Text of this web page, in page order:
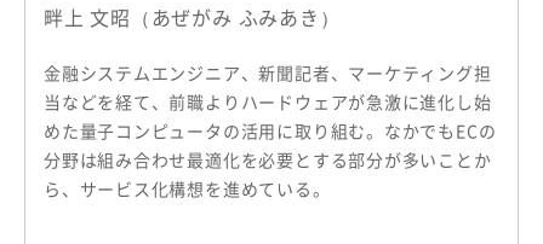
畔上 文昭（あぜがみ ふみあき）
金融システムエンジニア、新聞記者、マーケティング担
当などを経て、前職よりハードウェアが急激に進化し始
めた量子コンピュータの活用に取り組む。なかでもECの
分野は組み合わせ最適化を必要とする部分が多いことか
ら、サービス化構想を進めている。